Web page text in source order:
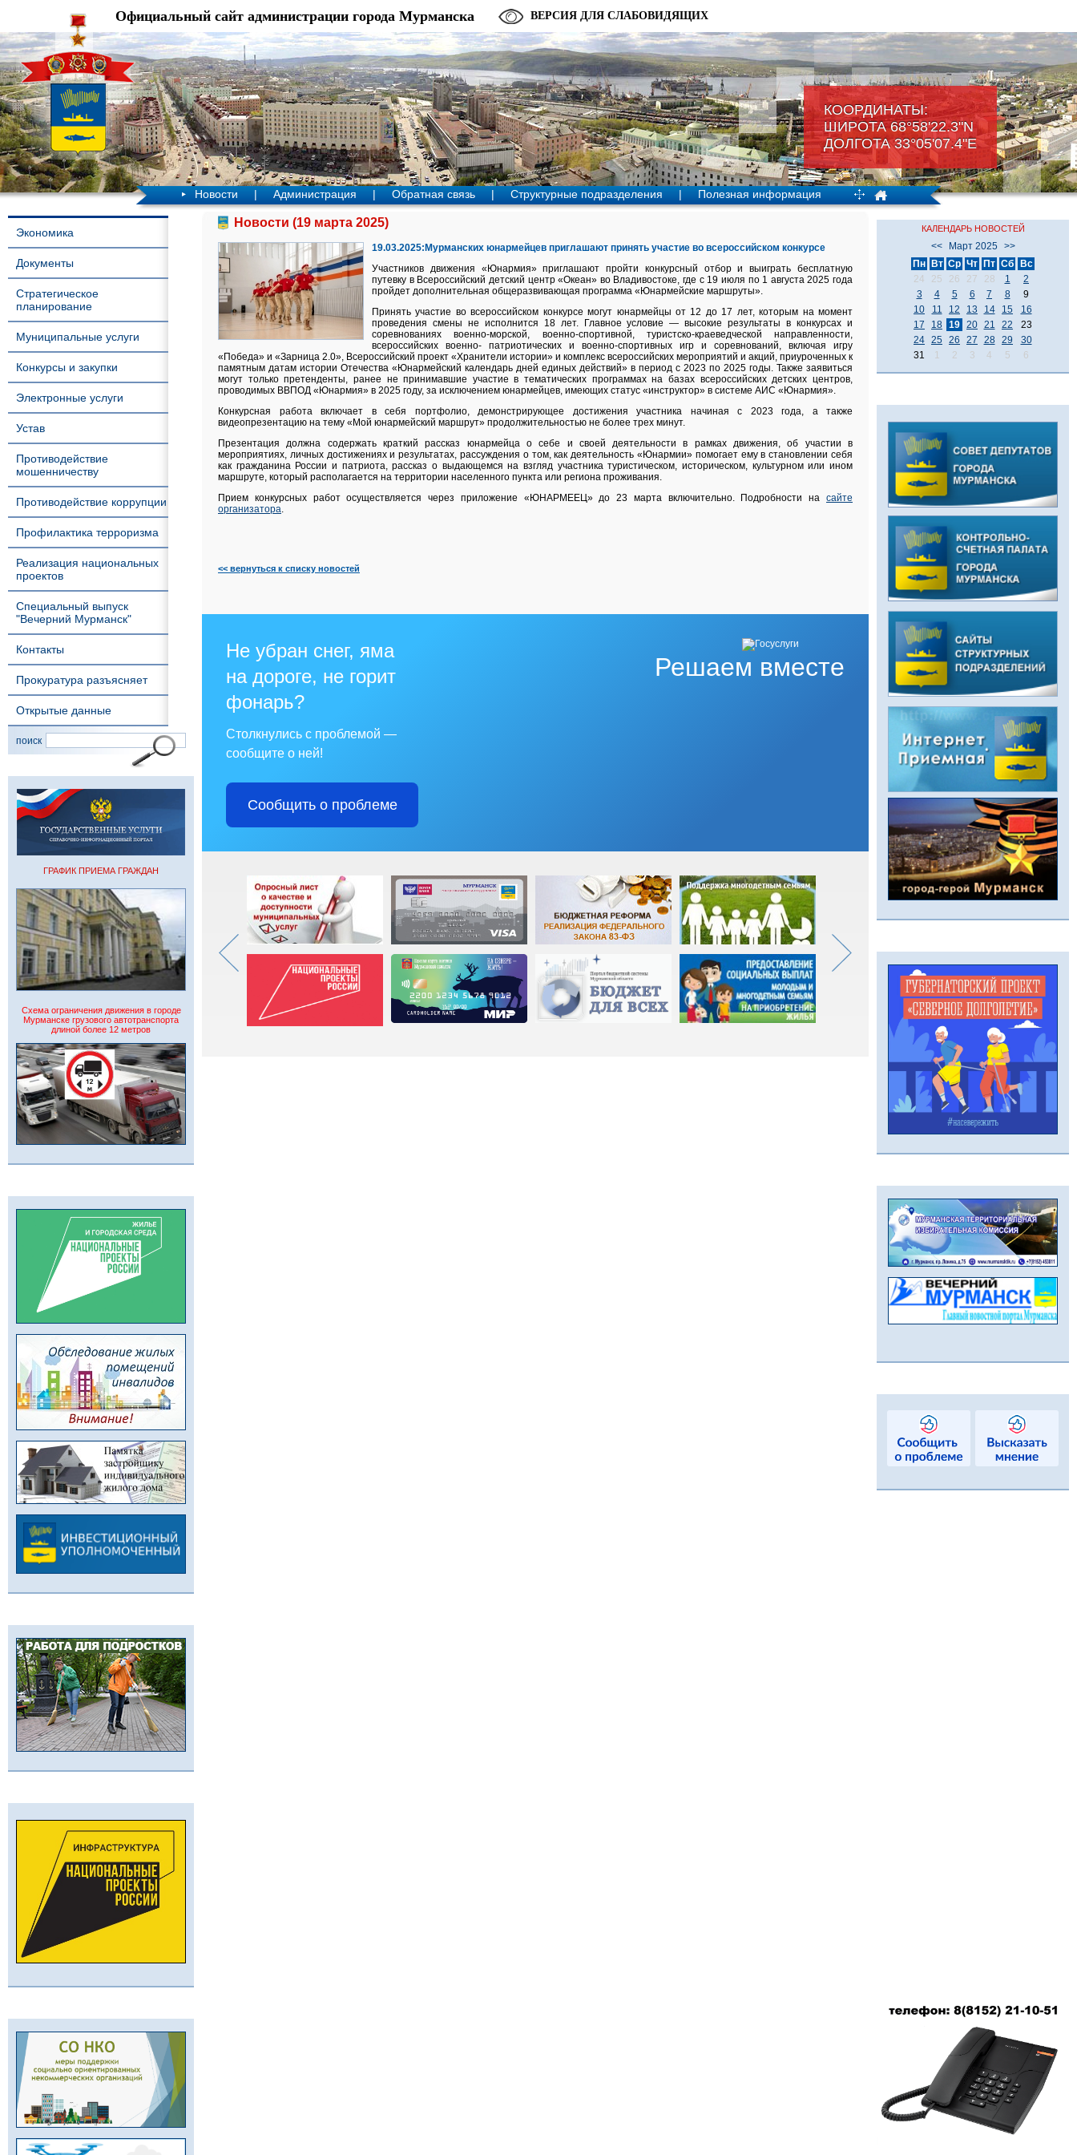
КООРДИНАТЫ:
ШИРОТА 68°58'22.3"N
ДОЛГОТА 33°05'07.4"Е
Официальный сайт администрации города Мурманска ВЕРСИЯ ДЛЯ СЛАБОВИДЯЩИХ
Новости | Администрация | Обратная связь | Структурные подразделения | Полезная информация
Экономика
Документы
Стратегическое
планирование
Муниципальные услуги
Конкурсы и закупки
Электронные услуги
Устав
Противодействие
мошенничеству
Противодействие коррупции
Профилактика терроризма
Реализация национальных
проектов
Специальный выпуск
"Вечерний Мурманск"
Контакты
Прокуратура разъясняет
Открытые данные
поиск
ГРАФИК ПРИЕМА ГРАЖДАН
Схема ограничения движения в городе
Мурманске грузового автотранспорта
длиной более 12 метров
Новости (19 марта 2025)
19.03.2025:Мурманских юнармейцев приглашают принять участие во всероссийском конкурсе
Участников движения «Юнармия» приглашают пройти конкурсный отбор и выиграть бесплатную
путевку в Всероссийский детский центр «Океан» во Владивостоке, где с 19 июля по 1 августа 2025 года
пройдет дополнительная общеразвивающая программа «Юнармейские маршруты».
Принять участие во всероссийском конкурсе могут юнармейцы от 12 до 17 лет, которым на момент
проведения смены не исполнится 18 лет. Главное условие — высокие результаты в конкурсах и
соревнованиях военно-морской, военно-спортивной, туристско-краеведческой направленности,
всероссийских военно- патриотических и военно-спортивных игр и соревнований, включая игру
«Победа» и «Зарница 2.0», Всероссийский проект «Хранители истории» и комплекс всероссийских мероприятий и акций, приуроченных к
памятным датам истории Отечества «Юнармейский календарь дней единых действий» в период с 2023 по 2025 годы. Также заявиться
могут только претенденты, ранее не принимавшие участие в тематических программах на базах всероссийских детских центров,
проводимых ВВПОД «Юнармия» в 2025 году, за исключением юнармейцев, имеющих статус «инструктор» в системе АИС «Юнармия».
Конкурсная работа включает в себя портфолио, демонстрирующее достижения участника начиная с 2023 года, а также
видеопрезентацию на тему «Мой юнармейский маршрут» продолжительностью не более трех минут.
Презентация должна содержать краткий рассказ юнармейца о себе и своей деятельности в рамках движения, об участии в
мероприятиях, личных достижениях и результатах, рассуждения о том, как деятельность «Юнармии» помогает ему в становлении себя
как гражданина России и патриота, рассказ о выдающемся на взгляд участника туристическом, историческом, культурном или ином
маршруте, который располагается на территории населенного пункта или региона проживания.
Прием конкурсных работ осуществляется через приложение «ЮНАРМЕЕЦ» до 23 марта включительно. Подробности на сайте
организатора.
<< вернуться к списку новостей
Решаем вместе
Не убран снег, яма
на дороге, не горит
фонарь?
Столкнулись с проблемой —
сообщите о ней!
Сообщить о проблеме
КАЛЕНДАРЬ НОВОСТЕЙ
<< Март 2025
>>
Пн
Вт Ср Чт Пт Сб
Вс
24
25 26 27 28 1
2
3
4 5 6 7 8
9
10
11 12 13 14 15
16
17
18 19 20 21 22
23
24 25 26 27 28 29
30
31
1 2 3 4 5 6